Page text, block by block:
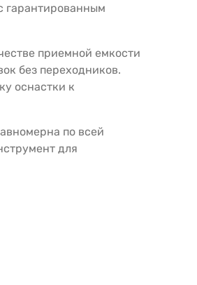
гарантированным
приемной емкости
без переходников.
оснастки к
по всей
для